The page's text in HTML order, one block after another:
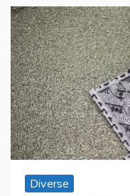
Diverse